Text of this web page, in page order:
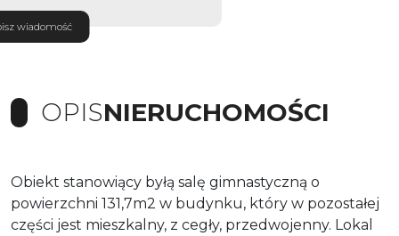
wiadomość
OPISNIERUCHOMOŚCI
Obiekt stanowiący byłą salę gimnastyczną o
powierzchni 131,7m2 w budynku, który w pozostałej
części jest mieszkalny, z cegły, przedwojenny. Lokal